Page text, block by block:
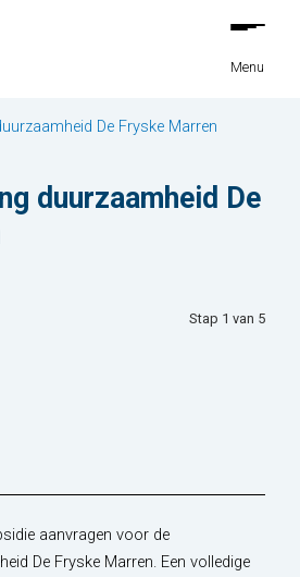
Menu
De Fryske Marren
duurzaamheid De
Stap 1 van 5
aanvragen voor de
De Fryske Marren. Een volledige